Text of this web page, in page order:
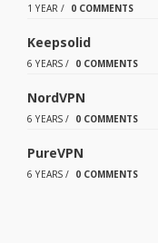
1 YEAR / 0 COMMENTS
Keepsolid
6 YEARS / 0 COMMENTS
NordVPN
6 YEARS / 0 COMMENTS
PureVPN
6 YEARS / 0 COMMENTS